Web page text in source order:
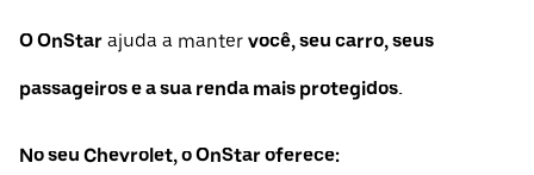
O OnStar ajuda a manter você, seu carro, seus
passageiros e a sua renda mais protegidos.
No seu Chevrolet, o OnStar oferece: